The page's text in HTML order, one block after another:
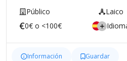
Público Laico
0€ o <100€
Información Guardar